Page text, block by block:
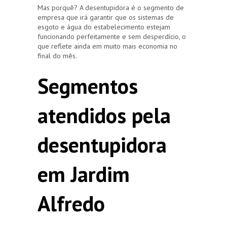
Mas porquê? A desentupidora é o segmento de
empresa que irá garantir que os sistemas de
esgoto e água do estabelecimento estejam
funcionando perfeitamente e sem desperdício, o
que reflete ainda em muito mais economia no
final do mês.
Segmentos
atendidos pela
desentupidora
em Jardim
Alfredo